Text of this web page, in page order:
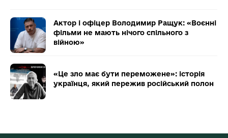
Актор і офіцер Володимир Ращук: «Воєнні
фільми не мають нічого спільного з
війною»
«Це зло має бути переможене»: історія
українця, який пережив російський полон